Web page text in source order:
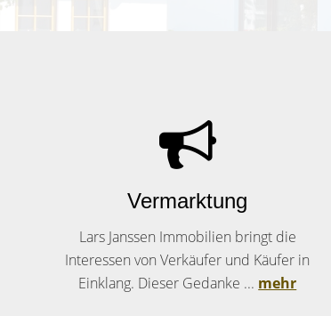
Vermarktung
Lars Janssen Immobilien bringt die
Interessen von Verkäufer und Käufer in
Einklang. Dieser Gedanke ... mehr